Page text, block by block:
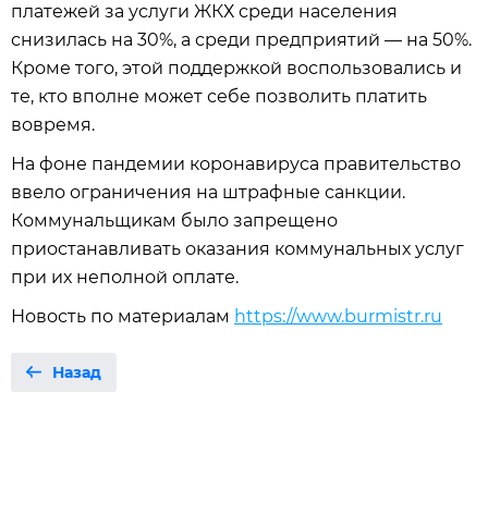
платежей за услуги ЖКХ среди населения
снизилась на 30%, а среди предприятий — на 50%.
Кроме того, этой поддержкой воспользовались и
те, кто вполне может себе позволить платить
вовремя.
На фоне пандемии коронавируса правительство
ввело ограничения на штрафные санкции.
Коммунальщикам было запрещено
приостанавливать оказания коммунальных услуг
при их неполной оплате.
Новость по материалам https://www.burmistr.ru
Назад